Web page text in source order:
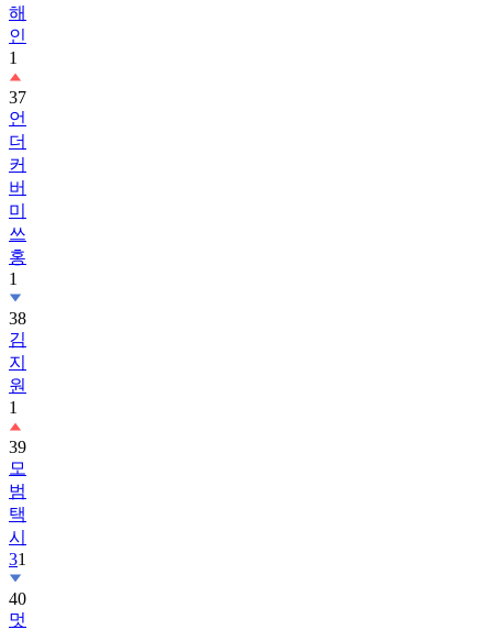
해
인
1
37
언
더
커
버
미
쓰
홍
1
38
김
지
원
1
39
모
범
택
시
31
40
멋